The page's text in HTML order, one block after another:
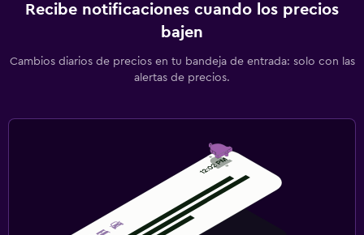
Recibe notificaciones cuando los precios
bajen
Cambios diarios de precios en tu bandeja de entrada: solo con las
alertas de precios.